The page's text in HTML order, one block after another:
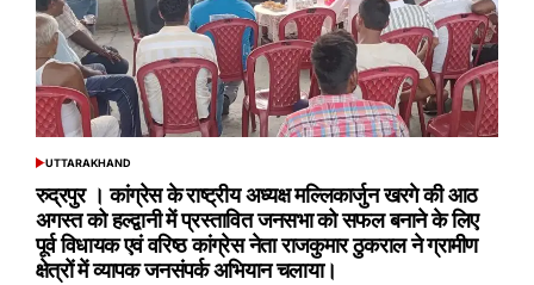
POSTED
UTTARAKHAND
रुद्रपुर । कांग्रेस के राष्ट्रीय अध्यक्ष मल्लिकार्जुन खरगे की आठ
अगस्त को हल्द्वानी में प्रस्तावित जनसभा को सफल बनाने के लिए
पूर्व विधायक एवं वरिष्ठ कांग्रेस नेता राजकुमार ठुकराल ने ग्रामीण
क्षेत्रों में व्यापक जनसंपर्क अभियान चलाया।